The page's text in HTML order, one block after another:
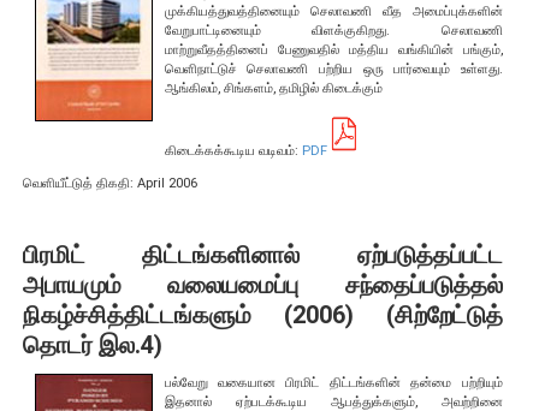
விதிகள் மற்றும் பணிப்புரைகள்
புள்ளி விபரங்கள்
புள்ளிவிபர அட்டவணைகள்
வெளிநாட்டுத்துறை
இறைத்துறை
நாணயத்துறை
நிதியியல் துறை
AER புள்ளிவிபரப் பின்னிணைப்பு
முக்கியத்துவத்தினையும் செலாவணி வீத அமைப்புக்களின்
வேறுபாட்டினையும் விளக்குகிறது. செலாவணி
மாற்றுவீதத்தினைப் பேணுவதில் மத்திய வங்கியின் பங்கும்,
வெளிநாட்டுச் செலாவணி பற்றிய ஒரு பார்வையும் உள்ளது.
ஆங்கிலம், சிங்களம், தமிழில் கிடைக்கும்
கிடைக்கக்கூடிய வடிவம்: PDF
வெளியீட்டுத் திகதி: April 2006
பிரமிட் திட்டங்களினால் ஏற்படுத்தப்பட்ட
அபாயமும் வலையமைப்பு சந்தைப்படுத்தல்
நிகழ்ச்சித்திட்டங்களும் (2006) (சிற்றேட்டுத்
தொடர் இல.4)
பல்வேறு வகையான பிரமிட் திட்டங்களின் தன்மை பற்றியும்
இதனால் ஏற்படக்கூடிய ஆபத்துக்களும், அவற்றினை